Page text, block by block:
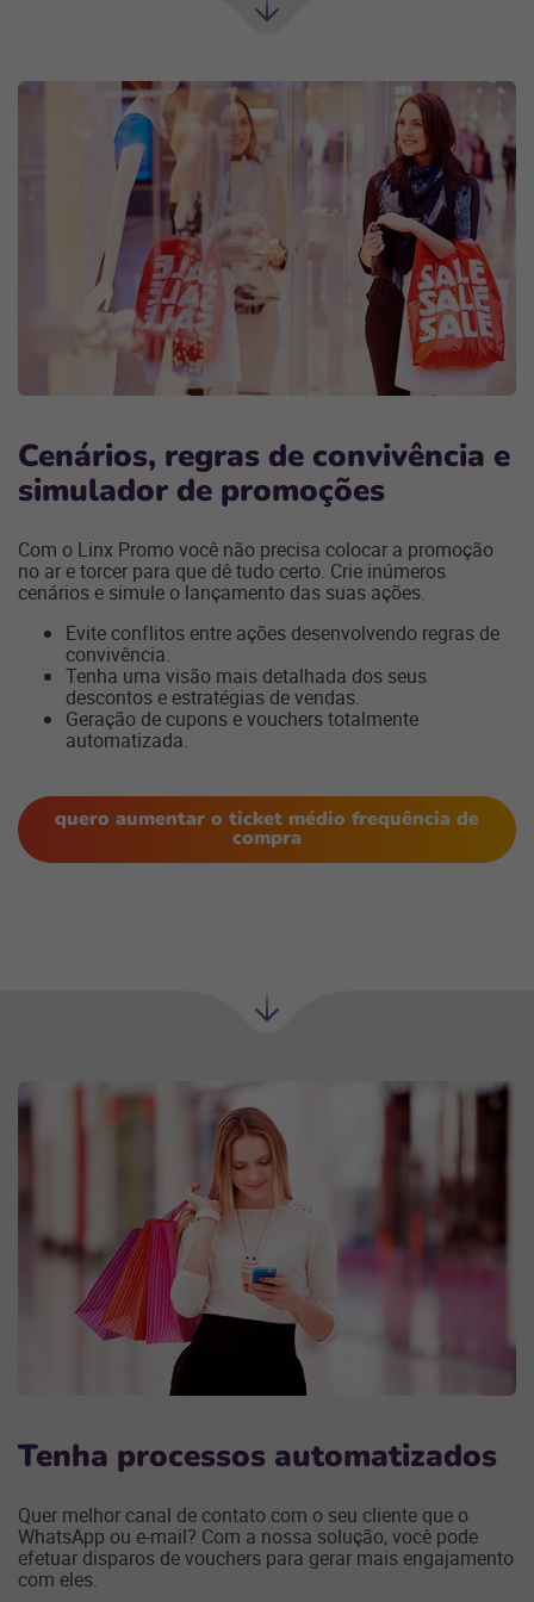
Cenários, regras de convivência e
simulador de promoções
Com o Linx Promo você não precisa colocar a promoção
no ar e torcer para que dê tudo certo. Crie inúmeros
cenários e simule o lançamento das suas ações.
Evite conflitos entre ações desenvolvendo regras de
convivência.
Tenha uma visão mais detalhada dos seus
descontos e estratégias de vendas.
Geração de cupons e vouchers totalmente
automatizada.
quero aumentar o ticket médio frequência de
compra
Tenha processos automatizados
Quer melhor canal de contato com o seu cliente que o
WhatsApp ou e-mail? Com a nossa solução, você pode
efetuar disparos de vouchers para gerar mais engajamento
com eles.